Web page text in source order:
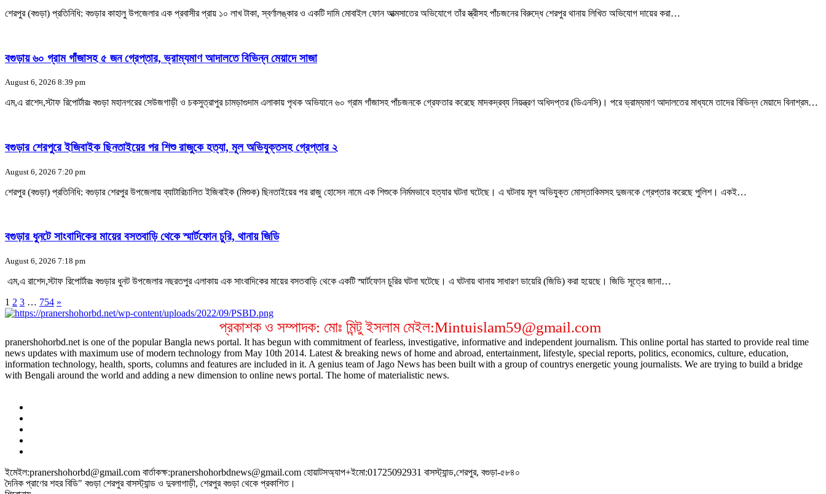
শেরপুর (বগুড়া) প্রতিনিধি: বগুড়ার কাহালু উপজেলার এক প্রবাসীর প্রায় ১০ লাখ টাকা, স্বর্ণালঙ্কার ও একটি দামি মোবাইল ফোন আত্মসাতের অভিযোগে তাঁর স্ত্রীসহ পাঁচজনের বিরুদ্ধে শেরপুর থানায় লিখিত অভিযোগ দায়ের করা…
বগুড়ায় ৬০ গ্রাম গাঁজাসহ ৫ জন গ্রেপ্তার, ভ্রাম্যমাণ আদালতে বিভিন্ন মেয়াদে সাজা
August 6, 2026 8:39 pm
এম,এ রাশেদ,স্টাফ রিপোর্টারঃ বগুড়া মহানগরের সেউজগাড়ী ও চকসুত্রাপুর চামড়াগুদাম এলাকায় পৃথক অভিযানে ৬০ গ্রাম গাঁজাসহ পাঁচজনকে গ্রেফতার করেছে মাদকদ্রব্য নিয়ন্ত্রণ অধিদপ্তর (ডিএনসি)। পরে ভ্রাম্যমাণ আদালতের মাধ্যমে তাদের বিভিন্ন মেয়াদে বিনাশ্রম…
বগুড়ার শেরপুরে ইজিবাইক ছিনতাইয়ের পর শিশু রাজুকে হত্যা, মূল অভিযুক্তসহ গ্রেপ্তার ২
August 6, 2026 7:20 pm
শেরপুর (বগুড়া) প্রতিনিধি: বগুড়ার শেরপুর উপজেলায় ব্যাটারিচালিত ইজিবাইক (মিশুক) ছিনতাইয়ের পর রাজু হোসেন নামে এক শিশুকে নির্মমভাবে হত্যার ঘটনা ঘটেছে। এ ঘটনায় মূল অভিযুক্ত মোস্তাকিমসহ দুজনকে গ্রেপ্তার করেছে পুলিশ। একই…
বগুড়ার ধুনটে সাংবাদিকের মায়ের বসতবাড়ি থেকে স্মার্টফোন চুরি, থানায় জিডি
August 6, 2026 7:18 pm
‎ এম,এ রাশেদ,স্টাফ রিপোর্টারঃ বগুড়ার ধুনট উপজেলার নছরতপুর এলাকায় এক সাংবাদিকের মায়ের বসতবাড়ি থেকে একটি স্মার্টফোন চুরির ঘটনা ঘটেছে। এ ঘটনায় থানায় সাধারণ ডায়েরি (জিডি) করা হয়েছে। ‎জিডি সূত্রে জানা…
1 2 3 … 754 »
প্রকাশক ও সম্পাদক: মোঃ মিন্টু ইসলাম মেইল:Mintuislam59@gmail.com
pranershohorbd.net is one of the popular Bangla news portal. It has begun with commitment of fearless, investigative, informative and independent journalism. This online portal has started to provide real time
news updates with maximum use of modern technology from May 10th 2014. Latest & breaking news of home and abroad, entertainment, lifestyle, special reports, politics, economics, culture, education,
information technology, health, sports, columns and features are included in it. A genius team of Jago News has been built with a group of countrys energetic young journalists. We are trying to build a bridge
with Bengali around the world and adding a new dimension to online news portal. The home of materialistic news.
ইমেইল:pranershohorbd@gmail.com বার্তাকক্ষ:pranershohorbdnews@gmail.com হোয়াটসঅ্যাপ+ইমো:01725092931 বাসস্ট্যান্ড,শেরপুর, বগুড়া-৫৮৪০
দৈনিক প্রাণের শহর বিডি" বগুড়া শেরপুর বাসস্ট্যান্ড ও দুবলাগাড়ী, শেরপুর বগুড়া থেকে প্রকাশিত।